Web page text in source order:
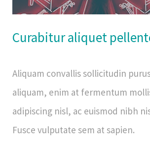
Curabitur aliquet
Aliquam convallis sollicitudin
aliquam, enim at fermentum
adipiscing nisl, ac euismod nibh
Fusce vulputate sem at sapien.